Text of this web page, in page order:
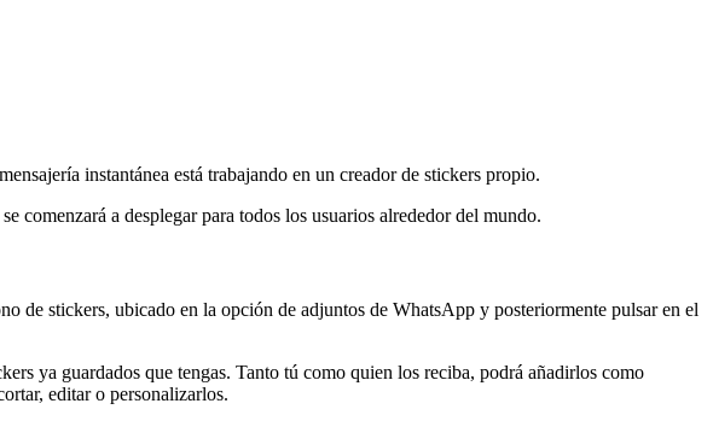
instantánea está trabajando en un creador de stickers propio.
comenzará a desplegar para todos los usuarios alrededor del mundo.
de stickers, ubicado en la opción de adjuntos de WhatsApp y posteriormente pulsar en el
ya guardados que tengas. Tanto tú como quien los reciba, podrá añadirlos como
editar o personalizarlos.